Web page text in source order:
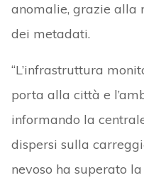
anomalie, grazie alla
dei metadati.
“L’infrastruttura
porta alla città e
informando la
dispersi sulla
nevoso ha superato